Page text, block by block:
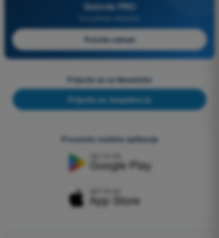
Quizvds PRO
Počnite odmah
Prijavite se na Newsletter
Prijavite se, besplatno je
Preuzmite mobilne aplikacije